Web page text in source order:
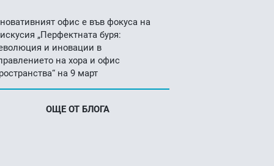
офис е във фокуса на
„Перфектната буря:
и иновации в
на хора и офис
на 9 март
ОЩЕ ОТ БЛОГА